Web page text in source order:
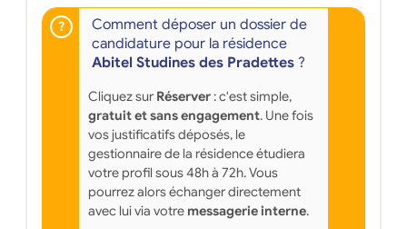
Comment déposer un dossier de
candidature pour la résidence
Abitel Studines des Pradettes?
Cliquez sur Réserver: c'est simple,
gratuit et sans engagement. Une fois
vos justificatifs déposés, le
gestionnaire de la résidence étudiera
votre profil sous 48h à 72h. Vous
pourrez alors échanger directement
avec lui via votre messagerie interne.